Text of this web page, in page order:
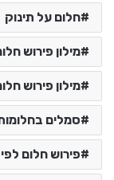
חלום על תינוק
מילון פירוש
מילון פירוש
סמלים
פירוש חלום